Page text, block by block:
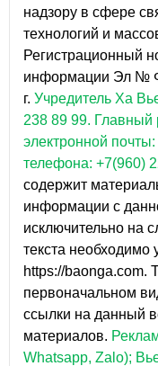
надзору в сфере
технологий и
Регистрационный
информации Эл №
г. Учредитель Ха
238 89 99. Главный
электронной
телефона: +7(960)
содержит
информации с
исключительно на
текста необходимо
https://baonga.com.
первоначальном
ссылки на данный
материалов.
Whatsapp, Zalo);